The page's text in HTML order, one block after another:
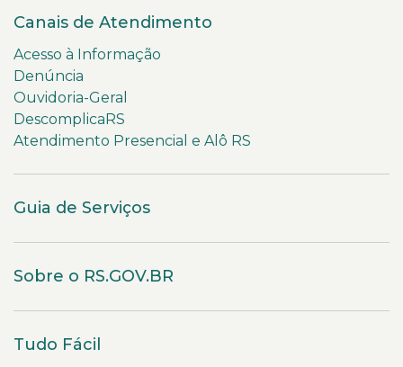
Canais de Atendimento
Acesso à Informação
Denúncia
Ouvidoria-Geral
DescomplicaRS
Atendimento Presencial e Alô RS
Guia de Serviços
Sobre o RS.GOV.BR
Tudo Fácil